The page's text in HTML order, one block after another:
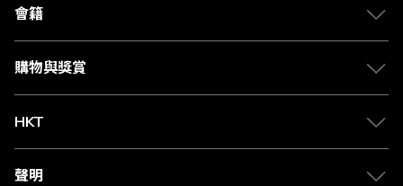
合作夥伴
媒體中心
會籍
會籍及專屬禮遇
賺取積分
購物與獎賞
物流與配送
Club Shopping 商品領取站
常見問題
HKT
csl.
1010
聲明